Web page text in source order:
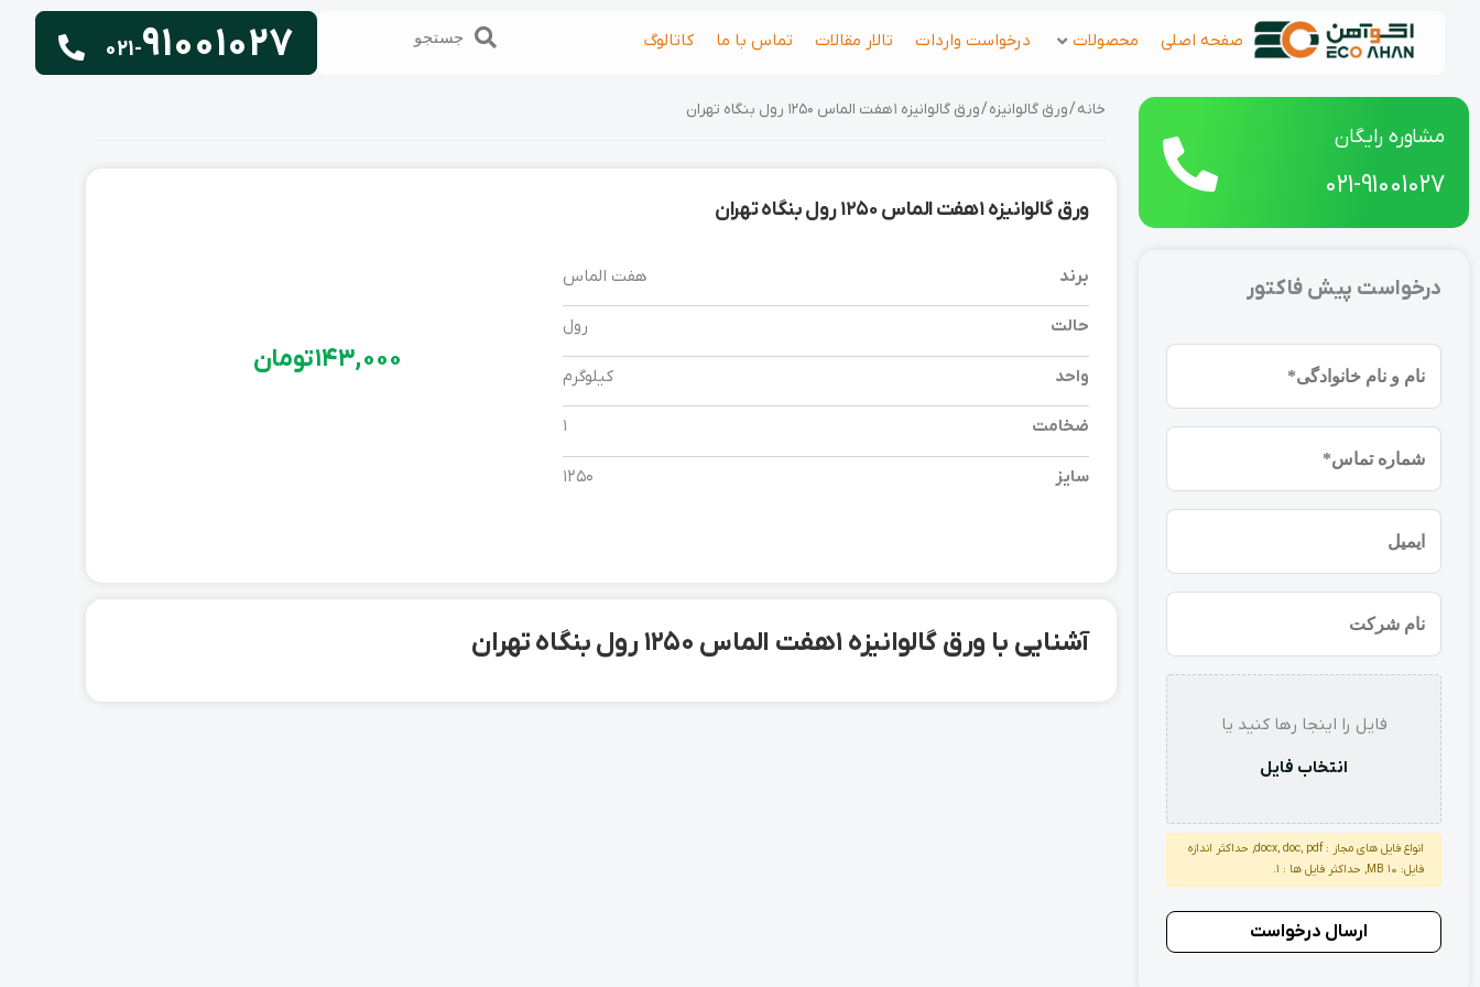
صفحه اصلی محصولات درخواست واردات تالار مقالات تماس با ما کاتالوگ جستجوجستجو 021-91001027
مشاوره رایگان
021-91001027
درخواست پیش فاکتور
نام
خانوادگی
(ضروری)
موبایل
(ضروری)
شرکت
استعلام
فایل را اینجا رها کنید یا
انتخاب فایل
انواع فایل های مجاز : docx, doc, pdf, حداکثر اندازه
فایل: 10 MB, حداکثر فایل ها : 1.
خانه/ورق گالوانیزه/ ورق گالوانیزه 1 هفت الماس 1250 رول بنگاه تهران
ورق گالوانیزه 1 هفت الماس 1250 رول بنگاه تهران
برند هفت الماس
حالت رول
واحد کیلوگرم
ضخامت 1
سایز 1250
143,000تومان
آشنایی با ورق گالوانیزه 1 هفت الماس 1250 رول بنگاه تهران